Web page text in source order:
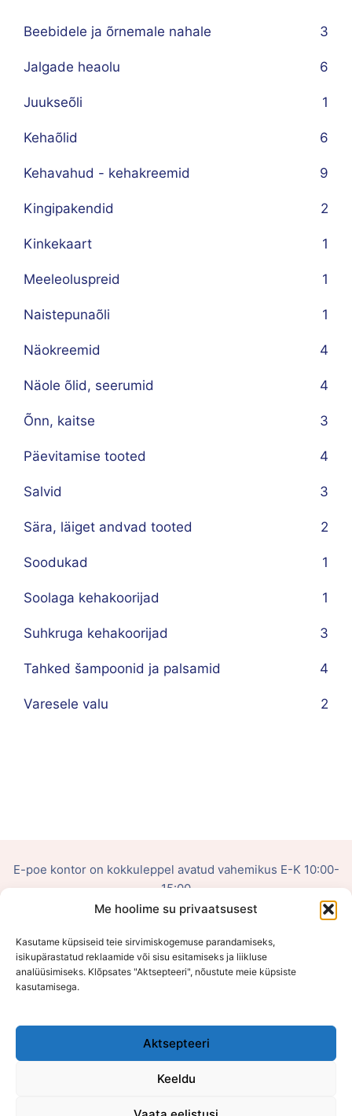
Me hoolime su privaatsusest
Kasutame küpsiseid teie sirvimiskogemuse parandamiseks,
isikupärastatud reklaamide või sisu esitamiseks ja liikluse
analüüsimiseks. Klõpsates "Aktsepteeri", nõustute meie küpsiste
kasutamisega.
Aktsepteeri
Keeldu
Beebidele ja õrnemale nahale 3
Jalgade heaolu 6
Juukseõli 1
Kehaõlid 6
Kehavahud - kehakreemid 9
Kingipakendid 2
Kinkekaart 1
Meeleoluspreid 1
Naistepunaõli 1
Näokreemid 4
Näole õlid, seerumid 4
Õnn, kaitse 3
Päevitamise tooted 4
Salvid 3
Sära, läiget andvad tooted 2
Soodukad 1
Soolaga kehakoorijad 1
Suhkruga kehakoorijad 3
Tahked šampoonid ja palsamid 4
Varesele valu 2
E-poe kontor on kokkuleppel avatud vahemikus E-K 10:00-
15:00
Reg. nr: 16108484
Viljandi mnt 75, Õssu, Tartumaa (Füüsilist poodi ei ole)